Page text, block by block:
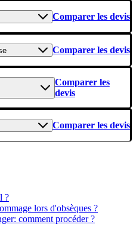
Comparer les devis
Comparer les devis
Comparer les
devis
Comparer les devis
?
lors d'obsèques ?
comment procéder ?